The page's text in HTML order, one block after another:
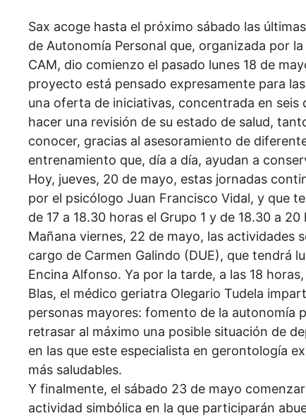
Sax acoge hasta el próximo sábado las
de Autonomía Personal que, organizada por
CAM, dio comienzo el pasado lunes 18 de
proyecto está pensado expresamente para
una oferta de iniciativas, concentrada en seis
hacer una revisión de su estado de salud,
conocer, gracias al asesoramiento de
entrenamiento que, día a día, ayudan a
Hoy, jueves, 20 de mayo, estas jornadas
por el psicólogo Juan Francisco Vidal, y que
de 17 a 18.30 horas el Grupo 1 y de 18.30 a
Mañana viernes, 22 de mayo, las actividades
cargo de Carmen Galindo (DUE), que tendrá
Encina Alfonso. Ya por la tarde, a las 18
Blas, el médico geriatra Olegario Tudela
personas mayores: fomento de la autonomía
retrasar al máximo una posible situación de
en las que este especialista en gerontología
más saludables.
Y finalmente, el sábado 23 de mayo
actividad simbólica en la que participarán